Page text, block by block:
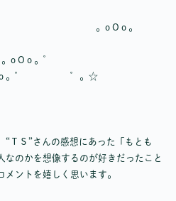
。o O o 。
o 。゜
。゜ ゜。☆
ＴＳ”さんの感想にあった「もとも
なのかを想像するのが好きだったこと
メントを嬉しく思います。